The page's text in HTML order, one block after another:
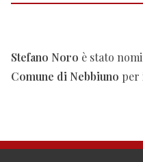
Stefano Noro è stato
Comune di Nebbiuno per